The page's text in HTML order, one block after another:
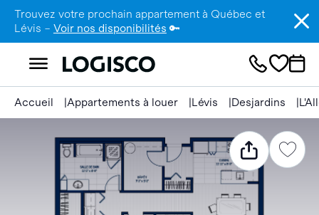
Trouvez votre prochain appartement à Québec et
Lévis – Voir nos disponibilités 🔑
Accueil Appartements à louer Lévis Desjardins